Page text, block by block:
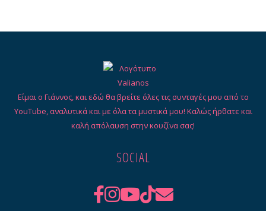
Είμαι ο Γιάννος, και εδώ θα βρείτε όλες τις συνταγές μου από το
YouTube, αναλυτικά και με όλα τα μυστικά μου! Καλώς ήρθατε και
καλή απόλαυση στην κουζίνα σας!
SOCIAL